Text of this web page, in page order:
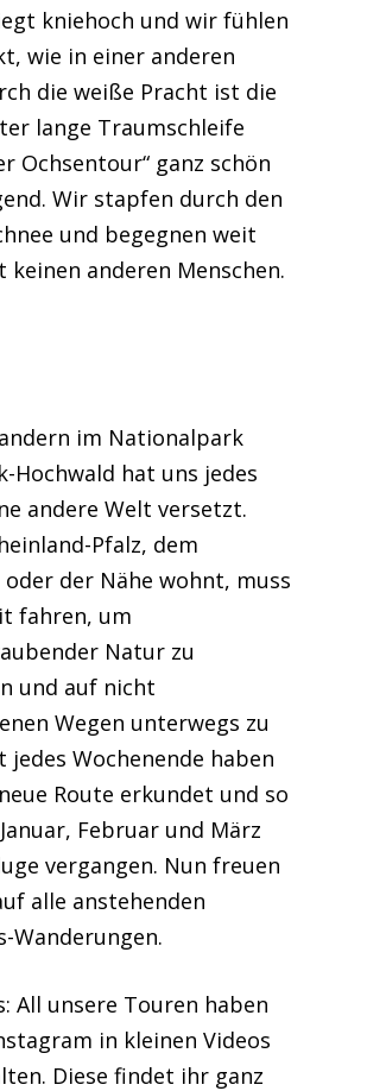
kniehoch und wir fühlen
wie in einer anderen
die weiße Pracht ist die
lange Traumschleife
Ochsentour“ ganz schön
Wir stapfen durch den
und begegnen weit
keinen anderen Menschen.
im Nationalpark
Hochwald hat uns jedes
andere Welt versetzt.
Pfalz, dem
oder der Nähe wohnt, muss
fahren, um
Natur zu
und auf nicht
Wegen unterwegs zu
jedes Wochenende haben
Route erkundet und so
Februar und März
vergangen. Nun freuen
alle anstehenden
Wanderungen.
All unsere Touren haben
in kleinen Videos
Diese findet ihr ganz